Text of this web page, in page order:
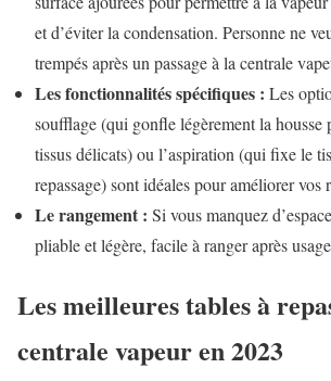
et d’éviter la condensation. Personne ne
trempés après un passage à la centrale
Les fonctionnalités spécifiques : Les
soufflage (qui gonfle légèrement la housse
tissus délicats) ou l’aspiration (qui fixe le
repassage) sont idéales pour améliorer vos
Le rangement : Si vous manquez
pliable et légère, facile à ranger après
Les meilleures tables à
centrale vapeur en 2023